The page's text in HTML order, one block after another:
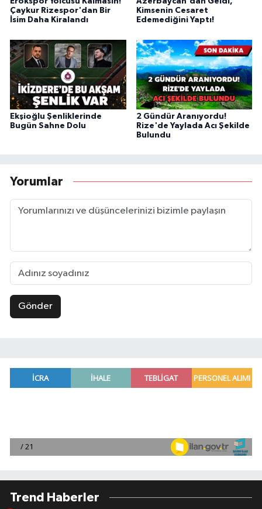
Çaykur Rizespor'dan Bir
İsim Daha Kiralandı
Kimsenin Cesaret
Edemediğini Yaptı!
Ekşioğlu Şenliklerinde
Bugün Sahne Dolu
2 Gündür Aranıyordu!
Rize'de Yaylada Acı Şekilde
Bulundu
Yorumlar
Gönder
Trend Haberler